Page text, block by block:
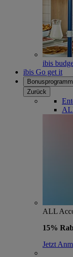
ibis
ibis Go get it
Bonusprogramm
Zurück
ALL
15%
Jetzt